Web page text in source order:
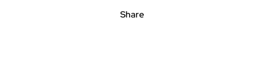
Share